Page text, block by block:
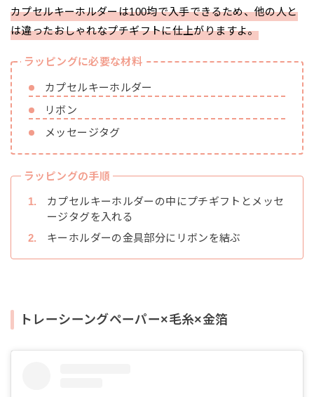
カプセルキーホルダーは100均で入手できるため、他の人と
は違ったおしゃれなプチギフトに仕上がりますよ。
ラッピングに必要な材料
カプセルキーホルダー
リボン
メッセージタグ
ラッピングの手順
カプセルキーホルダーの中にプチギフトとメッセ
ージタグを入れる
キーホルダーの金具部分にリボンを結ぶ
トレーシーングペーパー×毛糸×金箔